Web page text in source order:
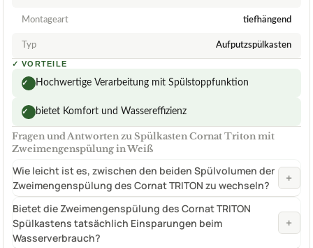
Montageart tiefhängend
Typ Aufputzspülkasten
✓ VORTEILE
✓ Hochwertige Verarbeitung mit Spülstoppfunktion
✓ bietet Komfort und Wassereffizienz
Fragen und Antworten zu Spülkasten Cornat Triton mit
Zweimengenspülung in Weiß
Wie leicht ist es, zwischen den beiden Spülvolumen der
Zweimengenspülung des Cornat TRITON zu wechseln?
+
Bietet die Zweimengenspülung des Cornat TRITON
Spülkastens tatsächlich Einsparungen beim
Wasserverbrauch?
+